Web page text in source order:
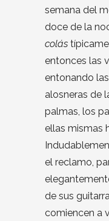
semana del
doce de la
colás
entonces las
entonando
alosneras de
palmas, los
ellas mismas
el reclamo,
de sus
comiencen a